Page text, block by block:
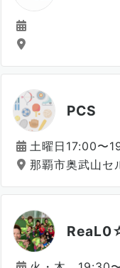
PCS
土曜日17:00〜
那覇市奥武山セ